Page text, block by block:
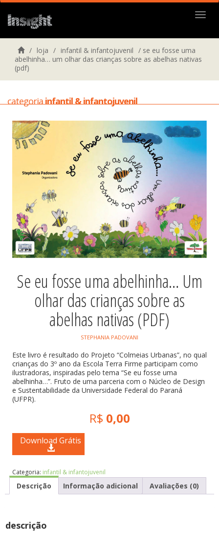
Menu
/ loja / infantil & infantojuvenil / se eu fosse uma
abelhinha… um olhar das crianças sobre as abelhas nativas
(pdf)
categoriainfantil & infantojuvenil
Se eu fosse uma abelhinha… Um
olhar das crianças sobre as
abelhas nativas (PDF)
STEPHANIA PADOVANI
Este livro é resultado do Projeto “Colmeias Urbanas”, no qual
crianças do 3º ano da Escola Terra Firme participam como
ilustradoras, inspiradas pelo tema “Se eu fosse uma
abelhinha…”. Fruto de uma parceria com o Núcleo de Design
e Sustentabilidade da Universidade Federal do Paraná
(UFPR).
R$ 0,00
Download Grátis
Categoria: infantil & infantojuvenil
Descrição Informação adicional Avaliações (0)
descrição